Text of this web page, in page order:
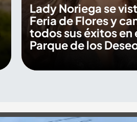
Lady Noriega se
Feria de Flores y
todos sus éxitos en
Parque de los